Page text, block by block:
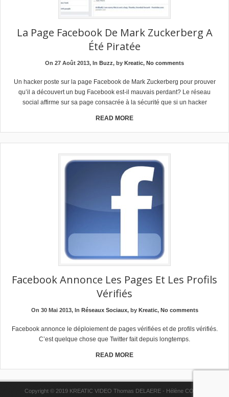
La Page Facebook De Mark Zuckerberg A
Été Piratée
On 27 Août 2013, In Buzz, by Kreatic, No comments
Un hacker poste sur la page Facebook de Mark Zuckerberg pour prouver
qu’il a découvert un bug Facebook est-il mauvais perdant? Le réseau
social affirme sur sa page consacrée à la sécurité que si un hacker
READ MORE
Facebook Annonce Les Pages Et Les Profils
Vérifiés
On 30 Mai 2013, In Réseaux Sociaux, by Kreatic, No comments
Facebook annonce le déploiement de pages vérifiées et de profils vérifiés.
C’est quelque chose que Twitter fait depuis longtemps.
READ MORE
Copyright © 2019 KREATIC VIDEO Thomas DELAERE - Hélène COPPE